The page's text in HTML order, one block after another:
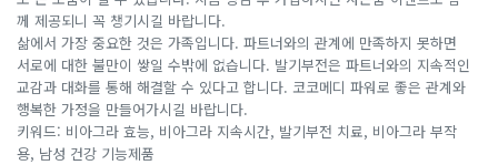
께 제공되니 꼭 챙기시길 바랍니다.
삶에서 가장 중요한 것은 가족입니다. 파트너와의 관계에 만족하지 못하면
서로에 대한 불만이 쌓일 수밖에 없습니다. 발기부전은 파트너와의 지속적인
교감과 대화를 통해 해결할 수 있다고 합니다. 코코메디 파워로 좋은 관계와
행복한 가정을 만들어가시길 바랍니다.
키워드: 비아그라 효능, 비아그라 지속시간, 발기부전 치료, 비아그라 부작
용, 남성 건강 기능제품